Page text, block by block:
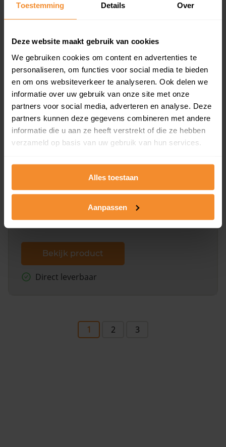
Toestemming Details Over
Deze website maakt gebruik van cookies
We gebruiken cookies om content en advertenties te
personaliseren, om functies voor social media te bieden
en om ons websiteverkeer te analyseren. Ook delen we
informatie over uw gebruik van onze site met onze
partners voor social media, adverteren en analyse. Deze
partners kunnen deze gegevens combineren met andere
informatie die u aan ze heeft verstrekt of die ze hebben
verzameld op basis van uw gebruik van hun services.
Alles toestaan
Aanpassen
en koopdatum) binnen een postcodegebied. Dit
inclusief een jaar lang gratis updates van nieuwe
Bekijk product
Direct leverbaar
Kadastrale kaart pakket
Alleen globale ligging perceel
omliggende percelen met de kadastrale erfgrenzen,
dit inclusief de luchtfoto!
Bekijk product
Direct leverbaar
1 2 3